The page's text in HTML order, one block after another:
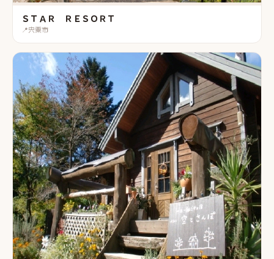
ＳＴＡＲ ＲＥＳＯＲＴ
📍宍粟市